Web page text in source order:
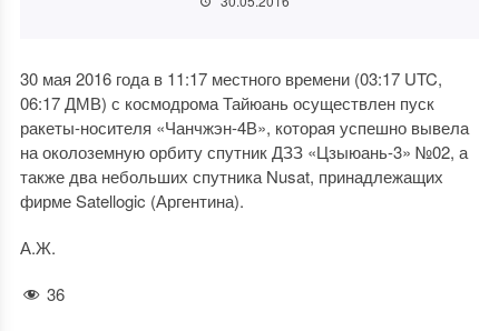
30 мая 2016 года в 11:17 местного времени (03:17 UTC,
06:17 ДМВ) с космодрома Тайюань осуществлен пуск
ракеты-носителя «Чанчжэн-4В», которая успешно вывела
на околоземную орбиту спутник ДЗЗ «Цзыюань-3» №02, а
также два небольших спутника Nusat, принадлежащих
фирме Satellogic (Аргентина).
А.Ж.
36